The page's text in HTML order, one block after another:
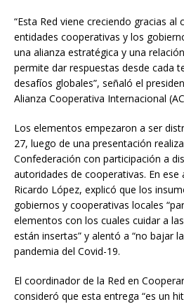
“Esta Red viene creciendo gracias al
entidades cooperativas y los
una alianza estratégica y una
permite dar respuestas desde cada
desafíos globales”, señaló el
Alianza Cooperativa Internacional
Los elementos empezaron a ser
27, luego de una presentación
Confederación con participación a
autoridades de cooperativas. En ese
Ricardo López, explicó que los
gobiernos y cooperativas locales
elementos con los cuales cuidar a
están insertas” y alentó a “no bajar
pandemia del Covid-19.
El coordinador de la Red en
consideró que esta entrega “es un